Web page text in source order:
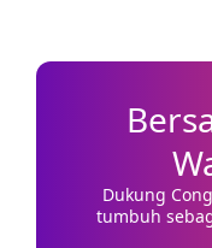
Dukung
tumbuh